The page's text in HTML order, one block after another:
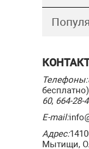
Телефоны:
60, 664-28-
E-mail:
Адрес:
Мытищи,